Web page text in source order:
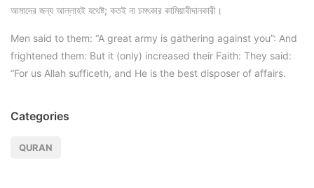
আমাদের জন্য আল্লাহই যথেষ্ট; কতই না চমৎকার কামিয়াবীদানকারী।
Men said to them: “A great army is gathering against you”: And
frightened them: But it (only) increased their Faith: They said:
“For us Allah sufficeth, and He is the best disposer of affairs.
Categories
QURAN